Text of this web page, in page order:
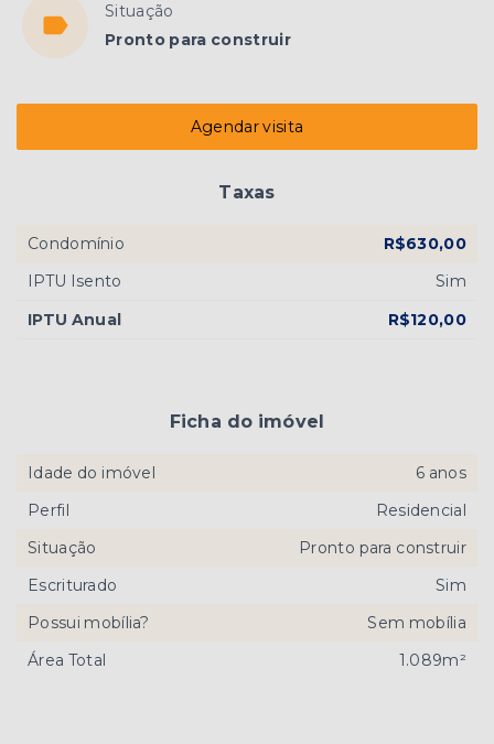
Situação
Pronto para construir
Agendar visita
Taxas
Condomínio
R$630,00
IPTU Isento
Sim
IPTU Anual
R$120,00
Ficha do imóvel
Idade do imóvel
6 anos
Perfil
Residencial
Situação
Pronto para construir
Escriturado
Sim
Possui mobília?
Sem mobília
Área Total
1.089m²